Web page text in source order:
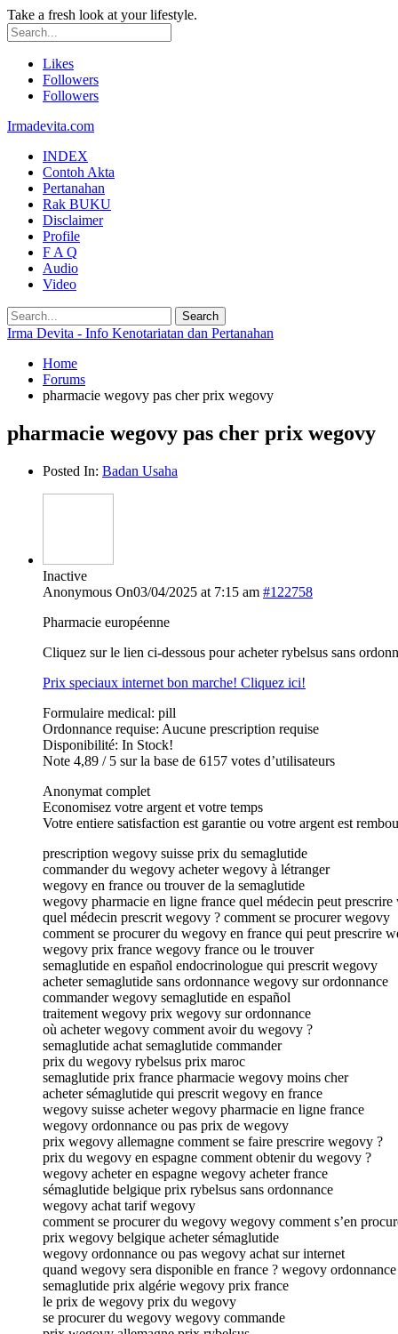
Take a fresh look at your lifestyle.
Likes
Followers
Followers
Irmadevita.com
INDEX
Contoh Akta
Pertanahan
Rak BUKU
Disclaimer
Profile
F A Q
Audio
Video
Irma Devita - Info Kenotariatan dan Pertanahan
Home
Forums
pharmacie wegovy pas cher prix wegovy
pharmacie wegovy pas cher prix wegovy
Posted In: Badan Usaha
Inactive
Anonymous On03/04/2025 at 7:15 am #122758
Pharmacie européenne
Cliquez sur le lien ci-dessous pour acheter rybelsus sans
Prix speciaux internet bon marche! Cliquez ici!
Formulaire medical: pill
Ordonnance requise: Aucune prescription requise
Disponibilité: In Stock!
Note 4,89 / 5 sur la base de 6157 votes d’utilisateurs
Anonymat complet
Economisez votre argent et votre temps
Votre entiere satisfaction est garantie ou votre argent est
prescription wegovy suisse prix du semaglutide
commander du wegovy acheter wegovy à létranger
wegovy en france ou trouver de la semaglutide
wegovy pharmacie en ligne france quel médecin peut
quel médecin prescrit wegovy ? comment se procurer wegovy
comment se procurer du wegovy en france qui peut prescrire
wegovy prix france wegovy france ou le trouver
semaglutide en español endocrinologue qui prescrit wegovy
acheter semaglutide sans ordonnance wegovy sur ordonnance
commander wegovy semaglutide en español
traitement wegovy prix wegovy sur ordonnance
où acheter wegovy comment avoir du wegovy ?
semaglutide achat semaglutide commander
prix du wegovy rybelsus prix maroc
semaglutide prix france pharmacie wegovy moins cher
acheter sémaglutide qui prescrit wegovy en france
wegovy suisse acheter wegovy pharmacie en ligne france
wegovy ordonnance ou pas prix de wegovy
prix wegovy allemagne comment se faire prescrire wegovy ?
prix du wegovy en espagne comment obtenir du wegovy ?
wegovy acheter en espagne wegovy acheter france
sémaglutide belgique prix rybelsus sans ordonnance
wegovy achat tarif wegovy
comment se procurer du wegovy wegovy comment s’en
prix wegovy belgique acheter sémaglutide
wegovy ordonnance ou pas wegovy achat sur internet
quand wegovy sera disponible en france ? wegovy
semaglutide prix algérie wegovy prix france
le prix de wegovy prix du wegovy
se procurer du wegovy wegovy commande